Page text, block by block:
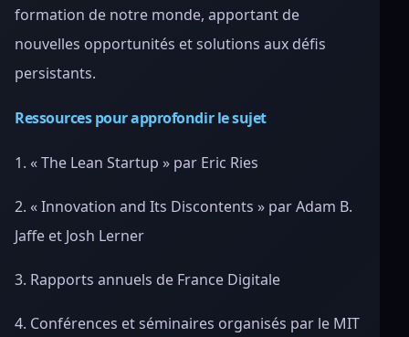
formation de notre monde, apportant de
nouvelles opportunités et solutions aux défis
persistants.
Ressources pour approfondir le sujet
1. « The Lean Startup » par Eric Ries
2. « Innovation and Its Discontents » par Adam B.
Jaffe et Josh Lerner
3. Rapports annuels de France Digitale
4. Conférences et séminaires organisés par le MIT